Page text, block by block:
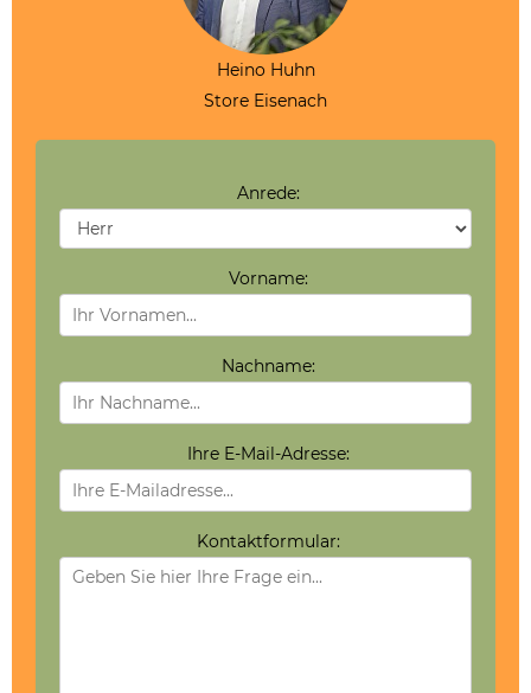
Heino Huhn
Store Eisenach
Anrede:
Vorname:
Nachname:
Ihre E-Mail-Adresse:
Kontaktformular: